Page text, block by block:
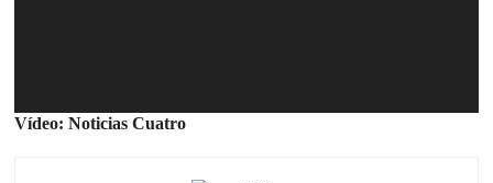
Vídeo: Noticias Cuatro